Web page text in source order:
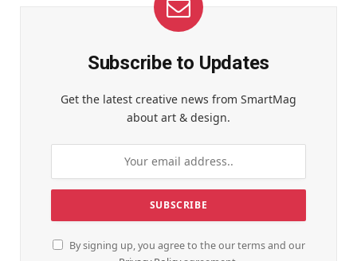
Subscribe to Updates
Get the latest creative news from SmartMag
about art & design.
By signing up, you agree to the our terms and our